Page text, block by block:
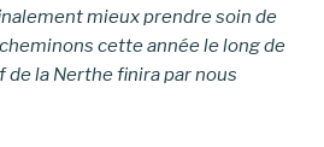
mieux prendre soin de
cette année le long de
de la Nerthe finira par nous